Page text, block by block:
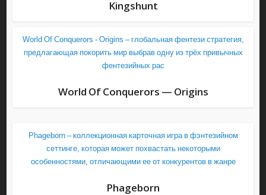
Kingshunt
World Of Conquerors - Origins – глобальная фентези стратегия,
предлагающая покорить мир выбрав одну из трёх привычных
фентезийных рас
World Of Conquerors — Origins
Phageborn – коллекционная карточная игра в фэнтезийном
сеттинге, которая может похвастать некоторыми
особенностями, отличающими ее от конкурентов в жанре
Phageborn